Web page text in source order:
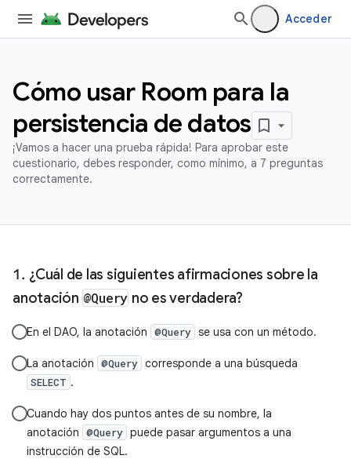
Acceder
Cómo usar Room para la
persistencia de datos
¡Vamos a hacer una prueba rápida! Para aprobar este
cuestionario, debes responder, como mínimo, a 7 preguntas
correctamente.
¿Cuál de las siguientes afirmaciones sobre la
anotación @Query no es verdadera?
En el DAO, la anotación @Query se usa con un método.
La anotación @Query corresponde a una búsqueda
SELECT .
Cuando hay dos puntos antes de su nombre, la
anotación
@Query puede pasar argumentos a una
instrucción de SQL.